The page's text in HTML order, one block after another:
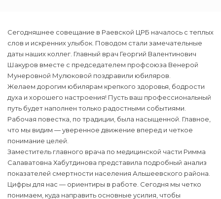
Сегодняшнее совещание в Раевской ЦРБ началось с теплых
слов и искренних улыбок. Поводом стали замечательные
даты наших коллег. Главный врач Георгий Валентинович
Шакуров вместе с председателем профсоюза Венерой
Мунеровной Мулюковой поздравили юбиляров.
Желаем дорогим юбилярам крепкого здоровья, бодрости
духа и хорошего настроения! Пусть ваш профессиональный
путь будет наполнен только радостными событиями.
Рабочая повестка, по традиции, была насыщенной. Главное,
что мы видим — уверенное движение вперед и четкое
понимание целей.
Заместитель главного врача по медицинской части Римма
Салаватовна Хабутдинова представила подробный анализ
показателей смертности населения Альшеевского района.
Цифры для нас — ориентиры в работе. Сегодня мы четко
понимаем, куда направить основные усилия, чтобы